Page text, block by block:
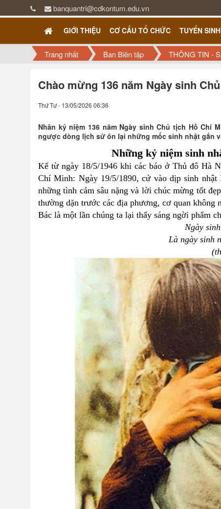
banquantri@cdkontum.edu.vn
GIỚI THIỆU CƠ CẤU TỔ CHỨC TUYỂN SINH
Trang nhất Ban Biên tập THÔNG TIN -
Chào mừng 136 năm Ngày sinh
Thứ Tư - 13/05/2026 06:36
Nhân kỷ niệm 136 năm Ngày sinh Chủ tịch Hồ Chí
ngược dòng lịch sử ôn lại những mốc sinh nhật gắn
Những kỷ niệm sinh
Kể từ ngày 18/5/1946 khi các báo ở Thủ đô Hà
Chí Minh: Ngày 19/5/1890, cứ vào dịp sinh
những tình cảm sâu nặng và lời chúc mừng tốt
thường dặn trước các địa phương, cơ quan
Bác là một lần chúng ta lại thấy sáng ngời phẩm
Ngày
Là ngày sinh